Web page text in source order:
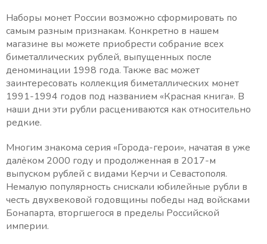
Наборы монет России возможно сформировать по
самым разным признакам. Конкретно в нашем
магазине вы можете приобрести собрание всех
биметаллических рублей, выпущенных после
деноминации 1998 года. Также вас может
заинтересовать коллекция биметаллических монет
1991-1994 годов под названием «Красная книга». В
наши дни эти рубли расцениваются как относительно
редкие.
Многим знакома серия «Города-герои», начатая в уже
далёком 2000 году и продолженная в 2017-м
выпуском рублей с видами Керчи и Севастополя.
Немалую популярность снискали юбилейные рубли в
честь двухвековой годовщины победы над войсками
Бонапарта, вторгшегося в пределы Российской
империи.